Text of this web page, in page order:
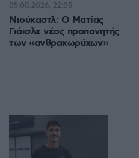
Νιούκαστλ: Ο Ματίας
Γιάισλε νέος προπονητής
των «ανθρακωρύχων»
05.08.2026, 22:05